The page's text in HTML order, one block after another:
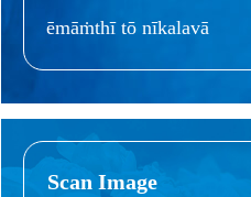
ēmāṁthī tō nīkalavā
Scan Image